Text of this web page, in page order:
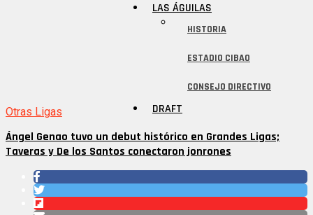
LAS ÁGUILAS
HISTORIA
ESTADIO CIBAO
CONSEJO DIRECTIVO
DRAFT
Otras Ligas
Ángel Genao tuvo un debut histórico en Grandes Ligas;
Taveras y De los Santos conectaron jonrones